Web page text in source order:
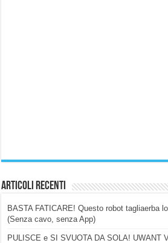
Articoli Recenti
BASTA FATICARE! Questo robot tagliaerba
(Senza cavo, senza App)
PULISCE e SI SVUOTA DA SOLA! UWANT